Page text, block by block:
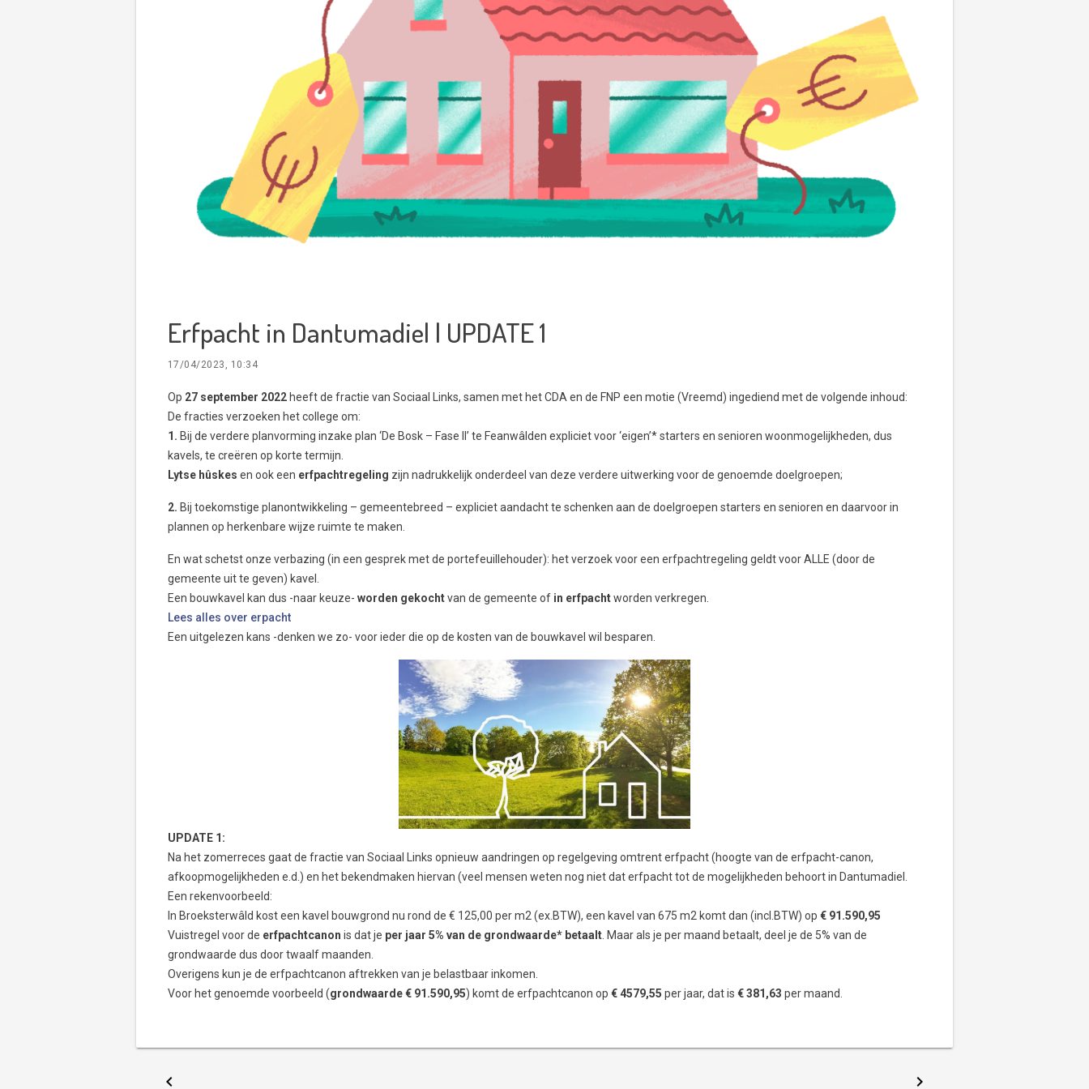
Erfpacht in Dantumadiel | UPDATE 1
17/04/2023, 10:34
Op 27 september 2022 heeft de fractie van Sociaal Links, samen met het CDA en de FNP een motie (Vreemd) ingediend met de volgende inhoud:
De fracties verzoeken het college om:
1. Bij de verdere planvorming inzake plan ‘De Bosk – Fase II’ te Feanwâlden expliciet voor ‘eigen’* starters en senioren woonmogelijkheden, dus
kavels, te creëren op korte termijn.
Lytse hûskes en ook een erfpachtregeling zijn nadrukkelijk onderdeel van deze verdere uitwerking voor de genoemde doelgroepen;
2. Bij toekomstige planontwikkeling – gemeentebreed – expliciet aandacht te schenken aan de doelgroepen starters en senioren en daarvoor in
plannen op herkenbare wijze ruimte te maken.
En wat schetst onze verbazing (in een gesprek met de portefeuillehouder): het verzoek voor een erfpachtregeling geldt voor ALLE (door de
gemeente uit te geven) kavel.
Een bouwkavel kan dus -naar keuze- worden gekochtvan de gemeente of in erfpachtworden verkregen.
Lees alles over erpacht
Een uitgelezen kans -denken we zo- voor ieder die op de kosten van de bouwkavel wil besparen.
UPDATE 1:
Na het zomerreces gaat de fractie van Sociaal Links opnieuw aandringen op regelgeving omtrent erfpacht (hoogte van de erfpacht-canon,
afkoopmogelijkheden e.d.) en het bekendmaken hiervan (veel mensen weten nog niet dat erfpacht tot de mogelijkheden behoort in Dantumadiel.
Een rekenvoorbeeld:
In Broeksterwâld kost een kavel bouwgrond nu rond de € 125,00 per m2 (ex.BTW), een kavel van 675 m2 komt dan (incl.BTW) op € 91.590,95
Vuistregel voor de erfpachtcanon is dat je per jaar 5% van de grondwaarde* betaalt. Maar als je per maand betaalt, deel je de 5% van de
grondwaarde dus door twaalf maanden.
Overigens kun je de erfpachtcanon aftrekken van je belastbaar inkomen.
Voor het genoemde voorbeeld (grondwaarde € 91.590,95) komt de erfpachtcanon op € 4579,55 per jaar, dat is € 381,63 per maand.
chevron_left chevron_right